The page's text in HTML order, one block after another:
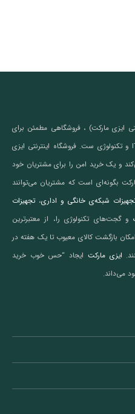
ایزی مارکت) ، فروشگاهی مطمئن برای
خرید آسان کالاهای بازار کامپیوتر، شبکه، IT و تکنولوژی ست. فروشگاه اینترنتی ایزی
و یک خرید امن را برای مشتریان خود
بگونه‌ای است که مشتریان می‌توانند
شبکه‌ی خانگی و اداری،تجهیزات
و گجت‌های تکنولوژی را، از معتبرترین
امکان بازگشت کالای معیوب تا یک هفته در
ایزی مارکت ایجاد “حس خوب خرید
می‌داند.